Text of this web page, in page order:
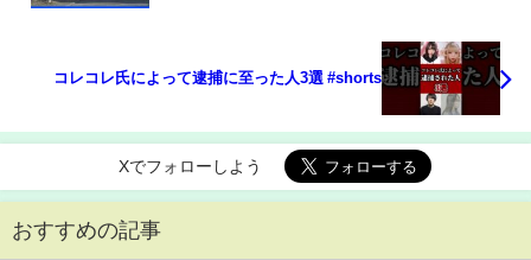
コレコレ氏によって逮捕に至った人3選 #shorts
Xでフォローしよう
おすすめの記事